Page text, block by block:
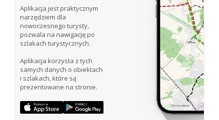
Aplikacja jest praktycznym
narzędziem dla
nowoczesnego turysty,
pozwala na nawigację po
szlakach turystycznych.
Aplikacja korzysta z tych
samych danych o obiektach
i szlakach, które są
prezentowane na stronie.